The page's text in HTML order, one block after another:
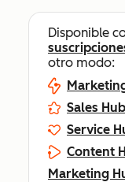
Disponible
otro modo:
Sales Hub
Service
Content
Marketing